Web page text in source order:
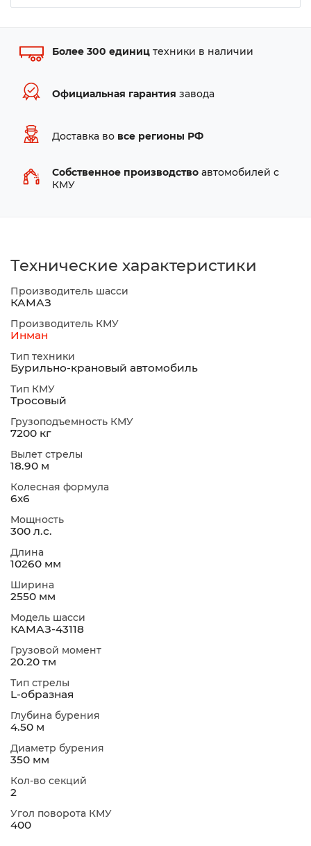
Более 300 единиц техники в наличии
Официальная гарантия завода
Доставка во все регионы РФ
Собственное производство автомобилей с
КМУ
Технические характеристики
Производитель шасси
КАМАЗ
Производитель КМУ
Инман
Тип техники
Бурильно-крановый автомобиль
Тип КМУ
Тросовый
Грузоподъемность КМУ
7200 кг
Вылет стрелы
18.90 м
Колесная формула
6х6
Мощность
300 л.с.
Длина
10260 мм
Ширина
2550 мм
Модель шасси
КАМАЗ-43118
Грузовой момент
20.20 тм
Тип стрелы
L-образная
Глубина бурения
4.50 м
Диаметр бурения
350 мм
Кол-во секций
2
Угол поворота КМУ
400